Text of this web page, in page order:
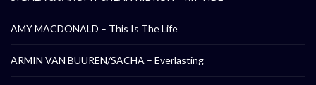
AMY MACDONALD – This Is The Life
ARMIN VAN BUUREN/SACHA – Everlasting